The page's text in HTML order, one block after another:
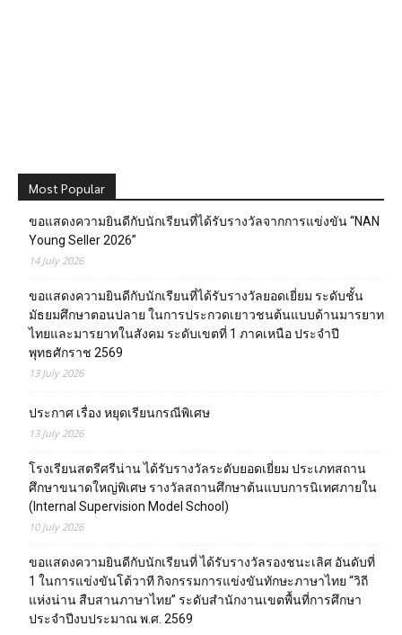
Most Popular
ขอแสดงความยินดีกับนักเรียนที่ได้รับรางวัลจากการแข่งขัน “NAN
Young Seller 2026”
14 July 2026
ขอแสดงความยินดีกับนักเรียนที่ได้รับรางวัลยอดเยี่ยม ระดับชั้น
มัธยมศึกษาตอนปลาย ในการประกวดเยาวชนต้นแบบด้านมารยาท
ไทยและมารยาทในสังคม ระดับเขตที่ 1 ภาคเหนือ ประจำปี
พุทธศักราช 2569
13 July 2026
ประกาศ เรื่อง หยุดเรียนกรณีพิเศษ
13 July 2026
โรงเรียนสตรีศรีน่าน ได้รับรางวัลระดับยอดเยี่ยม ประเภทสถาน
ศึกษาขนาดใหญ่พิเศษ รางวัลสถานศึกษาต้นแบบการนิเทศภายใน
(Internal Supervision Model School)
10 July 2026
ขอแสดงความยินดีกับนักเรียนที่ ได้รับรางวัลรองชนะเลิศ อันดับที่
1 ในการแข่งขันโต้วาที กิจกรรมการแข่งขันทักษะภาษาไทย “วิถี
แห่งน่าน สืบสานภาษาไทย” ระดับสำนักงานเขตพื้นที่การศึกษา
ประจำปีงบประมาณ พ.ศ. 2569